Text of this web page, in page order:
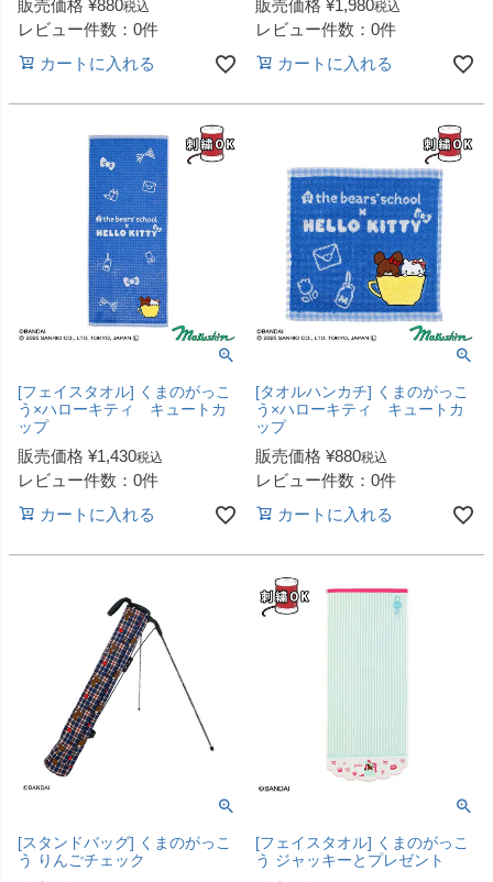
販売価格 ¥880税込
レビュー件数：0件
カートに入れる
販売価格 ¥1,980税込
レビュー件数：0件
カートに入れる
[フェイスタオル] くまのがっこ
う×ハローキティ キュートカ
ップ
販売価格 ¥1,430税込
レビュー件数：0件
カートに入れる
[タオルハンカチ] くまのがっこ
う×ハローキティ キュートカ
ップ
販売価格 ¥880税込
レビュー件数：0件
カートに入れる
[スタンドバッグ] くまのがっこ
う りんごチェック
[フェイスタオル] くまのがっこ
う ジャッキーとプレゼント